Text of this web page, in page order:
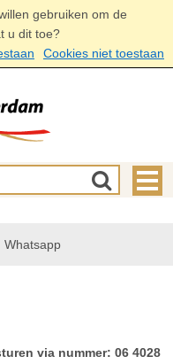
gebruiken om de
u dit toe?
Cookies niet toestaan
Whatsapp
via nummer: 06 4028